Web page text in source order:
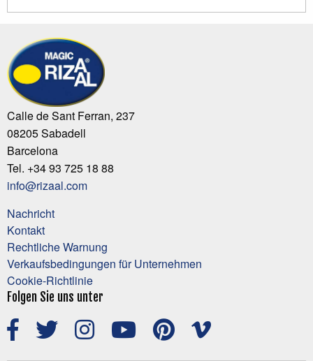
Calle de Sant Ferran, 237
08205 Sabadell
Barcelona
Tel. +34 93 725 18 88
info@rizaal.com
Nachricht
Kontakt
Rechtliche Warnung
Verkaufsbedingungen für Unternehmen
Cookie-Richtlinie
Folgen Sie uns unter